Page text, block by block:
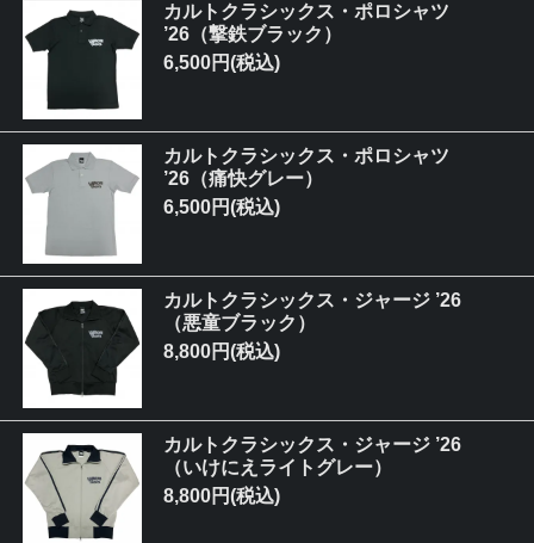
カルトクラシックス・ポロシャツ
’26（撃鉄ブラック）
6,500円(税込)
カルトクラシックス・ポロシャツ
’26（痛快グレー）
6,500円(税込)
カルトクラシックス・ジャージ ’26
（悪童ブラック）
8,800円(税込)
カルトクラシックス・ジャージ ’26
（いけにえライトグレー）
8,800円(税込)